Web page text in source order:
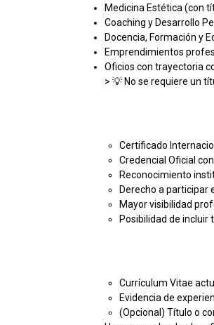
Medicina Estética (con
Coaching y Desarrollo
Docencia, Formación y
Emprendimientos
Oficios con trayectoria
> 💡 No se requiere un
Certificado
Credencial Oficial
Reconocimiento
Derecho a participar
Mayor visibilidad
Posibilidad de incluir
Currículum Vitae
Evidencia de
(Opcional) Título o